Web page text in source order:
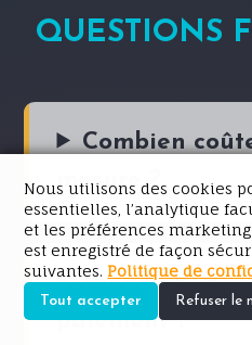
QUESTIONS
Combien
mesure ?
Proposez-
paiement ?
Nous utilisons des cookies
essentielles, l’analytique
et les préférences
est enregistré de façon
suivantes. Politique de
Tout accepter Refuser le